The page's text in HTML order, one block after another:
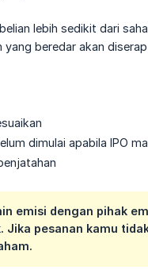
lebih sedikit dari
beredar akan
dimulai apabila IPO
emisi dengan pihak
pesanan kamu